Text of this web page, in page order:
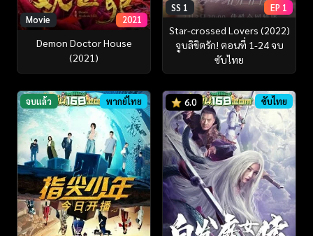
Movie 2021
Demon Doctor House
(2021)
SS 1 EP 1
Star-crossed Lovers (2022)
จูบลิขิตรัก! ตอนที่ 1-24 จบ
ซับไทย
จบแล้ว พากย์ไทย 6.0 ซับไทย